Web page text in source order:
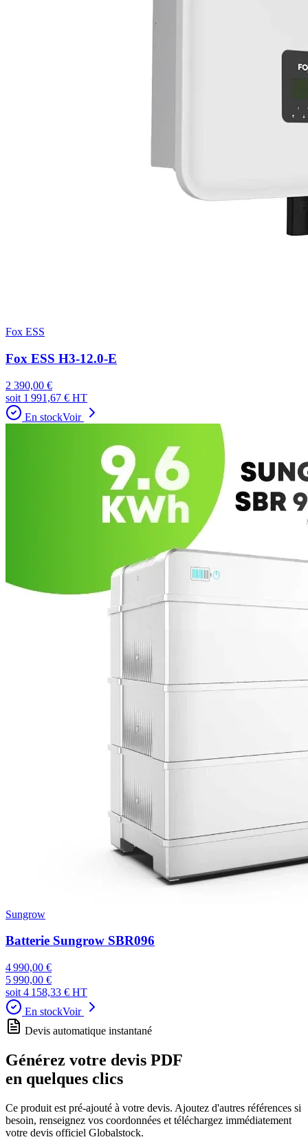
Fox ESS
Fox ESS H3-12.0-E
2 390,00 €
soit 1 991,67 € HT
En stockVoir
Sungrow
Batterie Sungrow SBR096
4 990,00 €
5 990,00 €
soit 4 158,33 € HT
En stockVoir
Devis automatique instantané
Générez votre devis PDF
en quelques clics
Ce produit est pré-ajouté à votre devis. Ajoutez d'autres références si
besoin, renseignez vos coordonnées et téléchargez immédiatement
votre devis officiel Globalstock.